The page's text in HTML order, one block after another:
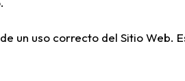
un uso correcto del Sitio Web.